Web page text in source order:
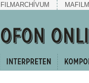
FILMARCHÍVUM MAFILM